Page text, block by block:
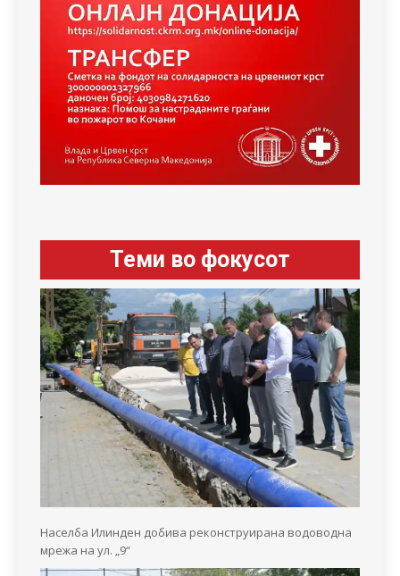
Теми во фокусот
Населба Илинден добива реконструирана водоводна
мрежа на ул. „9“